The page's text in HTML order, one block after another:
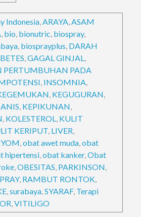
Indonesia,ARAYA,ASAM
, bio, bionutric, biospray,
, biosprayplus, DARAH
,GAGAL GINJAL,
PERTUMBUHAN PADA
, INSOMNIA,
, KEGUGURAN,
, KEPIKUNAN,
, KOLESTEROL, KULIT
KERIPUT, LIVER,
,obat awet muda,obat
hipertensi,obat kanker,Obat
,OBESITAS, PARKINSON,
, RAMBUT RONTOK,
,surabaya,SYARAF, Terapi
,VITILIGO